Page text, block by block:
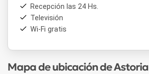
Recepción las 24 Hs.
Televisión
Wi-Fi gratis
Mapa de ubicación de Astoria